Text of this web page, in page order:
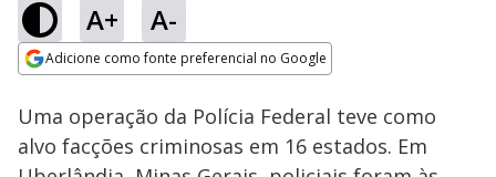
A+ A-
Adicione como fonte preferencial no Google
Ativar
Loaded:
50.05%
Uma operação da Polícia Federal teve como
alvo facções criminosas em 16 estados. Em